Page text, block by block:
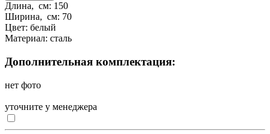
Длина, см: 150
Ширина, см: 70
Цвет: белый
Материал: сталь
Дополнительная комплектация:
нет фото
уточните у менеджера